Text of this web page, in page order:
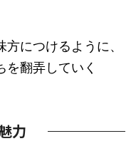
につけるように、
を翻弄していく
力